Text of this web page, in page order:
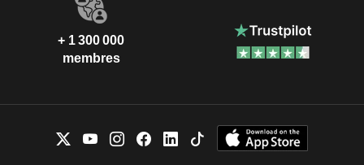
+ 1 300 000
membres